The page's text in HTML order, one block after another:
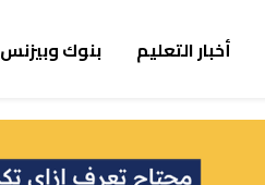
أخبار التعليم بنوك وبيزنس